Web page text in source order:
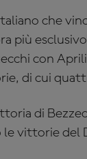
che
più
con
di cui
di
le vittorie del